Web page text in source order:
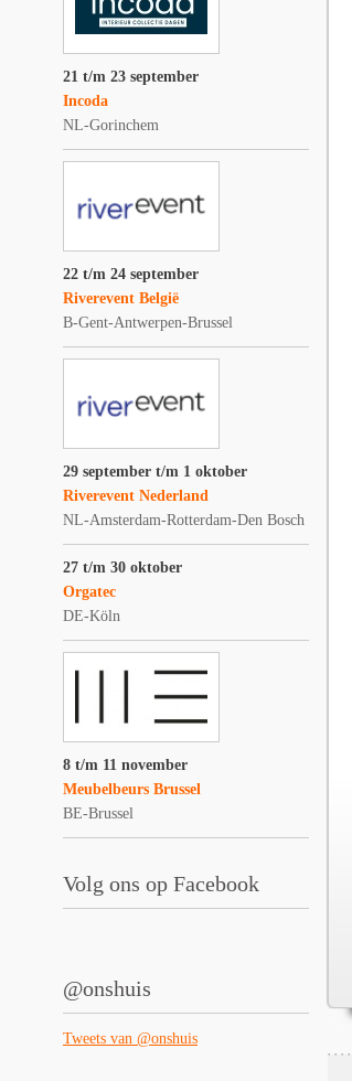
21 t/m 23 september
Incoda
NL-Gorinchem
22 t/m 24 september
Riverevent België
B-Gent-Antwerpen-Brussel
29 september t/m 1 oktober
Riverevent Nederland
NL-Amsterdam-Rotterdam-Den Bosch
27 t/m 30 oktober
Orgatec
DE-Köln
8 t/m 11 november
Meubelbeurs Brussel
BE-Brussel
Volg ons op Facebook
@onshuis
Tweets van @onshuis